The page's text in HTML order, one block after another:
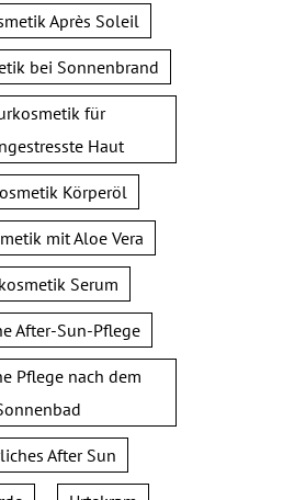
Après Soleil
bei Sonnenbrand
für
Haut
Körperöl
mit Aloe Vera
Serum
After-Sun-Pflege
Pflege nach dem
After Sun